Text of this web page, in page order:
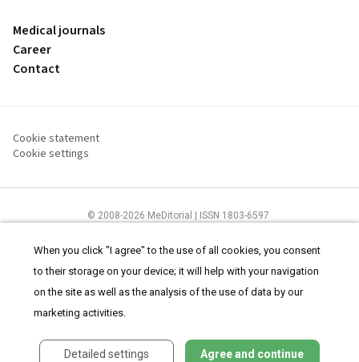
Medical journals
Career
Contact
Cookie statement
Cookie settings
© 2008-2026 MeDitorial | ISSN 1803-6597
Useandcookies statement.
When you click "I agree" to the use of all cookies, you consent
to their storage on your device; it will help with your navigation
on the site as well as the analysis of the use of data by our
marketing activities.
Detailed settings Agree and continue